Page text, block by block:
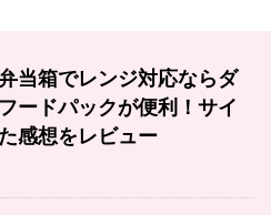
当箱でレンジ対応ならダ
ードパックが便利！サイ
感想をレビュー